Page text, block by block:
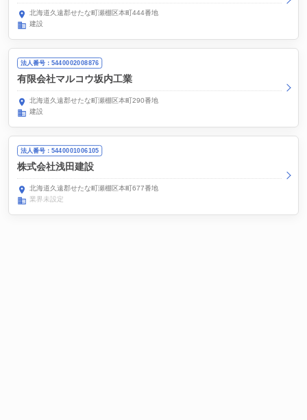
北海道久遠郡せたな町瀬棚区本町444番地
建設
法人番号：5440002008876
有限会社マルコウ坂内工業
北海道久遠郡せたな町瀬棚区本町290番地
建設
法人番号：5440001006105
株式会社浅田建設
北海道久遠郡せたな町瀬棚区本町677番地
業界未設定